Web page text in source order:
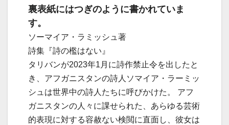
裏表紙にはつぎのように書かれていま
す。
ソーマイア・ラミッシュ著
詩集『詩の檻はない』
タリバンが2023年1月に詩作禁止令を出したと
き、アフガニスタンの詩人ソマイア・ラーミッ
シュは世界中の詩人たちに呼びかけた。 アフ
ガニスタンの人々に課せられた、あらゆる芸術
的表現に対する容赦ない検閲に直面し、彼女は